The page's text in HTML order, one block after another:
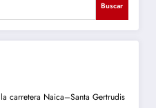
Buscar
carretera Naica–Santa Gertrudis